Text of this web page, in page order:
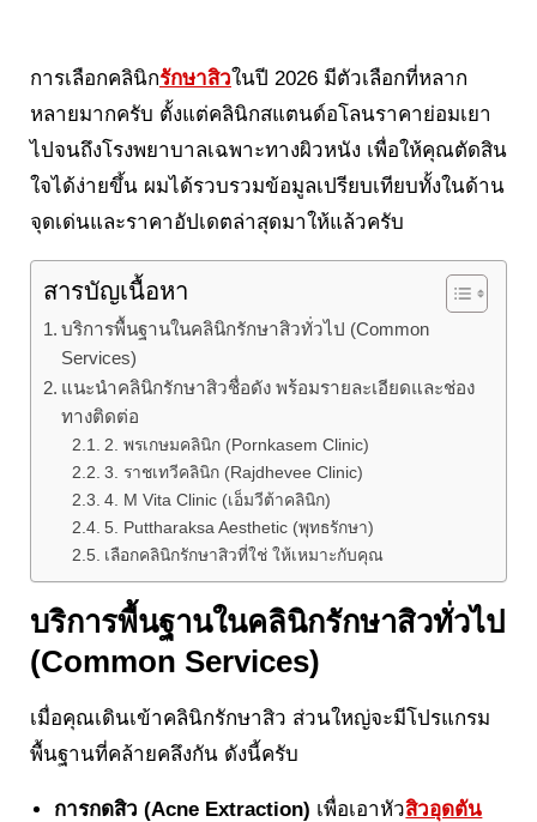
การเลือกคลินิกรักษาสิวในปี 2026 มีตัวเลือกที่หลาก
หลายมากครับ ตั้งแต่คลินิกสแตนด์อโลนราคาย่อมเยา
ไปจนถึงโรงพยาบาลเฉพาะทางผิวหนัง เพื่อให้คุณตัดสิน
ใจได้ง่ายขึ้น ผมได้รวบรวมข้อมูลเปรียบเทียบทั้งในด้าน
จุดเด่นและราคาอัปเดตล่าสุดมาให้แล้วครับ
สารบัญเนื้อหา
บริการพื้นฐานในคลินิกรักษาสิวทั่วไป (Common
Services)
แนะนำคลินิกรักษาสิวชื่อดัง พร้อมรายละเอียดและช่อง
ทางติดต่อ
2. พรเกษมคลินิก (Pornkasem Clinic)
3. ราชเทวีคลินิก (Rajdhevee Clinic)
4. M Vita Clinic (เอ็มวีต้าคลินิก)
5. Puttharaksa Aesthetic (พุทธรักษา)
เลือกคลินิกรักษาสิวที่ใช่ ให้เหมาะกับคุณ
บริการพื้นฐานในคลินิกรักษาสิวทั่วไป
(Common Services)
เมื่อคุณเดินเข้าคลินิกรักษาสิว ส่วนใหญ่จะมีโปรแกรม
พื้นฐานที่คล้ายคลึงกัน ดังนี้ครับ
การกดสิว (Acne Extraction) เพื่อเอาหัวสิวอุดตัน